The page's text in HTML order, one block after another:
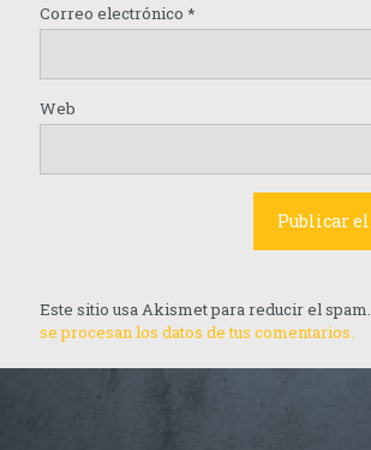
Correo electrónico *
Web
Este sitio usa Akismet para reducir el spam.
se procesan los datos de tus comentarios.